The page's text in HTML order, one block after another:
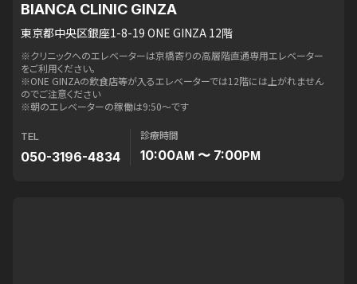
BIANCA CLINIC GINZA
東京都中央区銀座1-8-19 ONE GINZA 12階
※クリニックへのエレベーターは京橋寄りの高層階直通専用エレベーター
をご利用ください。
※ONE GINZAの飲食店等が入るエレベーターでは12階には上がれません
のでご注意ください
※朝のエレベーターの稼働は9:50〜です
TEL
050-3196-4834
診療時間
10:00AM 〜 7:00PM